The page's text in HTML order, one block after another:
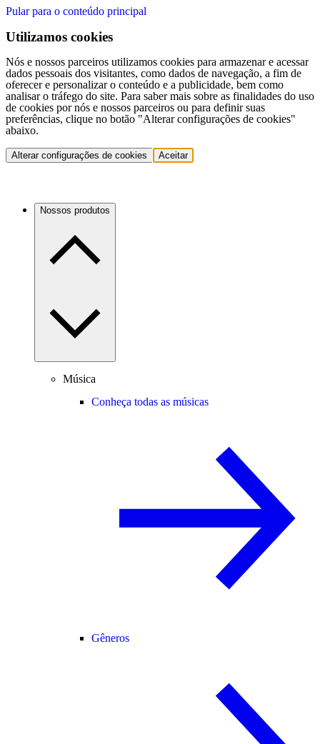
Pular para o conteúdo principal
Utilizamos cookies
Nós e nossos parceiros utilizamos cookies para armazenar e acessar
dados pessoais dos visitantes, como dados de navegação, a fim de
oferecer e personalizar o conteúdo e a publicidade, bem como
analisar o tráfego do site. Para saber mais sobre as finalidades do uso
de cookies por nós e nossos parceiros ou para definir suas
preferências, clique no botão "Alterar configurações de cookies"
abaixo.
Alterar configurações de cookies Aceitar
Nossos produtos
Música
Conheça todas as músicas
Gêneros